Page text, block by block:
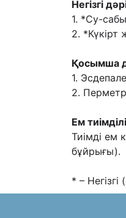
Негізгі
1. *Су-
2. *Күкірт
Қосымша
1.
2.
Ем
Тиімді ем
бұйрығы).
* –